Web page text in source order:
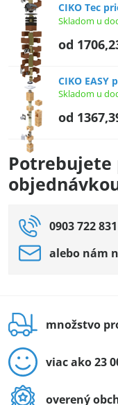
CIKO Tec
Skladom u
od
CIKO EASY
Skladom u
od
Potrebujete
0903 722 831
alebo nám
množstvo
viac ako 23
overený